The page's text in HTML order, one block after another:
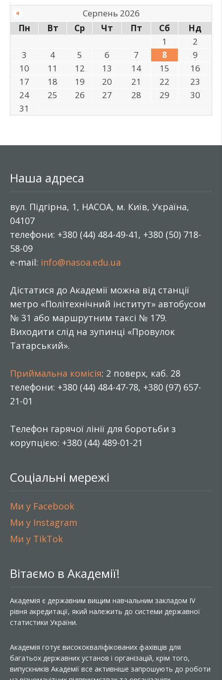
Серпень 2026
Пн
Вт Ср Чт Пт Сб
Нд
1
2
3
4 5 6 7 8
9
10
11 12 13 14 15
16
17
18 19 20 21 22
23
24
25 26 27 28 29
30
31
Наша адреса
вул. Підгірна, 1, НАСОА, м. Київ, Україна,
04107
телефони: +380 (44) 484-49-41, +380 (50) 718-
58-09
e-mail: info@nasoa.edu.ua
Дістатися до Академії можна від станції
метро «Політехнічний інститут» автобусом
№ 31 або маршрутним таксі № 179.
Виходити слід на зупинці «Провулок
Татарський».
Приймальна комісія: 2 поверх, каб. 28
телефони: +380 (44) 484-47-78, +380 (97) 657-
21-01
Телефон гарячої лінії для боротьби з
корупцією: +380 (44) 489-01-21
Соціальні мережі
Ми у Facebook
Ми у Instagram
Ми у TikTok
Вітаємо в Академії!
Академія є державним вищим навчальним закладом IV
рівня акредитації, який належить до системи державної
статистики України.
Академія готує висококваліфікованих фахівців для
багатьох державних установ і організацій, крім того,
випускників Академії все активніше запрошують до роботи